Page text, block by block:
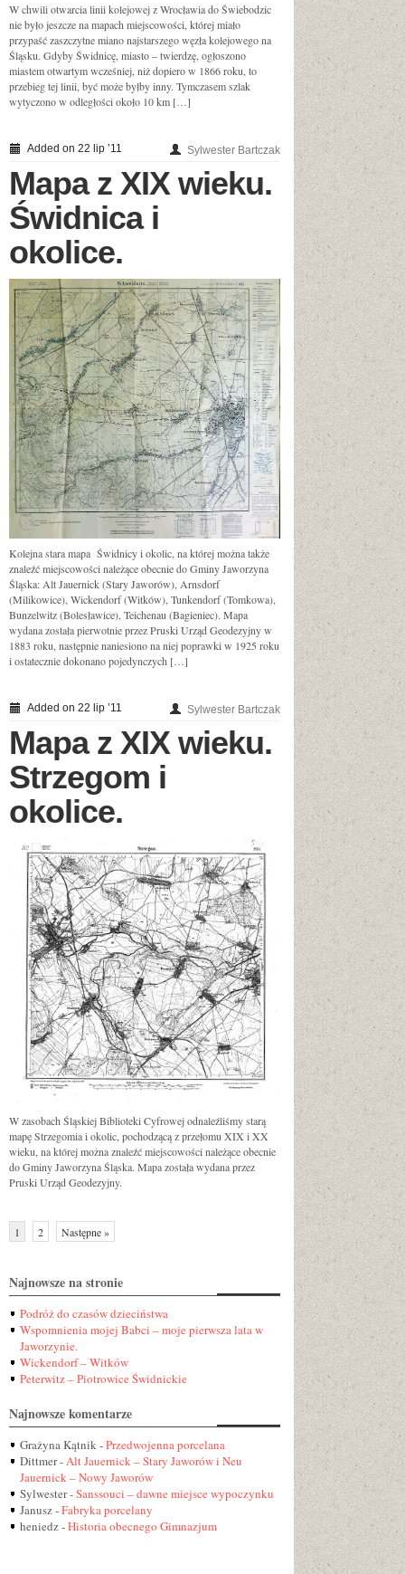
W chwili otwarcia linii kolejowej z Wrocławia do Świebodzic
nie było jeszcze na mapach miejscowości, której miało
przypaść zaszczytne miano najstarszego węzła kolejowego na
Śląsku. Gdyby Świdnicę, miasto – twierdzę, ogłoszono
miastem otwartym wcześniej, niż dopiero w 1866 roku, to
przebieg tej linii, być może byłby inny. Tymczasem szlak
wytyczono w odległości około 10 km […]
Added on 22 lip ’11 Sylwester Bartczak
Mapa z XIX wieku.
Świdnica i
okolice.
Kolejna stara mapa Świdnicy i okolic, na której można także
znaleźć miejscowości należące obecnie do Gminy Jaworzyna
Śląska: Alt Jauernick (Stary Jaworów), Arnsdorf
(Milikowice), Wickendorf (Witków), Tunkendorf (Tomkowa),
Bunzelwitz (Bolesławice), Teichenau (Bagieniec). Mapa
wydana została pierwotnie przez Pruski Urząd Geodezyjny w
1883 roku, następnie naniesiono na niej poprawki w 1925 roku
i ostatecznie dokonano pojedynczych […]
Added on 22 lip ’11 Sylwester Bartczak
Mapa z XIX wieku.
Strzegom i
okolice.
W zasobach Śląskiej Biblioteki Cyfrowej odnaleźliśmy starą
mapę Strzegomia i okolic, pochodzącą z przełomu XIX i XX
wieku, na której można znaleźć miejscowości należące obecnie
do Gminy Jaworzyna Śląska. Mapa została wydana przez
Pruski Urząd Geodezyjny.
1 2 Następne »
Najnowsze na stronie
Podróż do czasów dzieciństwa
Wspomnienia mojej Babci – moje pierwsza lata w
Jaworzynie.
Wickendorf – Witków
Peterwitz – Piotrowice Świdnickie
Najnowsze komentarze
Grażyna Kątnik-Przedwojenna porcelana
Dittmer-Alt Jauernick – Stary Jaworów i Neu
Jauernick – Nowy Jaworów
Sylwester-Sanssouci – dawne miejsce wypoczynku
Janusz-Fabryka porcelany
heniedz-Historia obecnego Gimnazjum